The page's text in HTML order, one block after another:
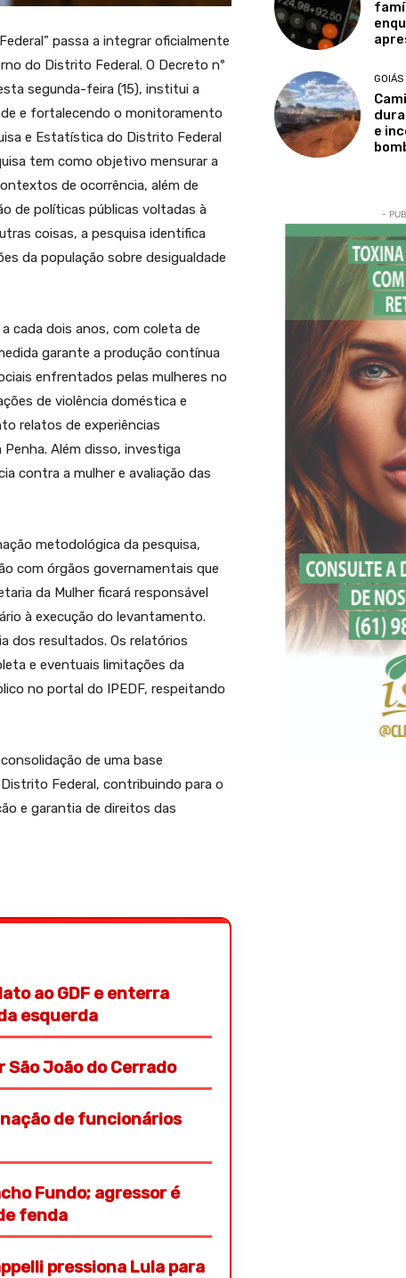
passa a integrar oficialmente
do Distrito Federal. O Decreto nº
segunda-feira (15), institui a
e fortalecendo o monitoramento
e Estatística do Distrito Federal
tem como objetivo mensurar a
de ocorrência, além de
de políticas públicas voltadas à
coisas, a pesquisa identifica
da população sobre desigualdade
cada dois anos, com coleta de
garante a produção contínua
enfrentados pelas mulheres no
de violência doméstica e
relatos de experiências
Além disso, investiga
contra a mulher e avaliação das
metodológica da pesquisa,
com órgãos governamentais que
da Mulher ficará responsável
à execução do levantamento.
dos resultados. Os relatórios
e eventuais limitações da
no portal do IPEDF, respeitando
de uma base
Federal, contribuindo para o
e garantia de direitos das
ao GDF e enterra
esquerda
João do Cerrado
de funcionários
Fundo; agressor é
fenda
pressiona Lula para
GOIÁS
e
-